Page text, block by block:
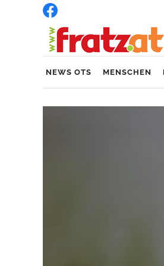
NEWS OTS MENSCHEN